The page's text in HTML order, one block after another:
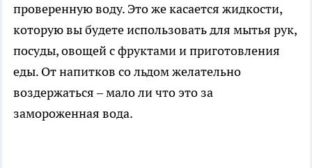
проверенную воду. Это же касается жидкости,
которую вы будете использовать для мытья рук,
посуды, овощей с фруктами и приготовления
еды. От напитков со льдом желательно
воздержаться – мало ли что это за
замороженная вода.